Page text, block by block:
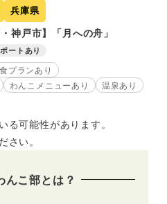
兵庫県
・神戸市】「月への舟」
ートあり
プランあり
わんこメニューあり
温泉あり
る可能性があります。
さい。
んこ部とは？